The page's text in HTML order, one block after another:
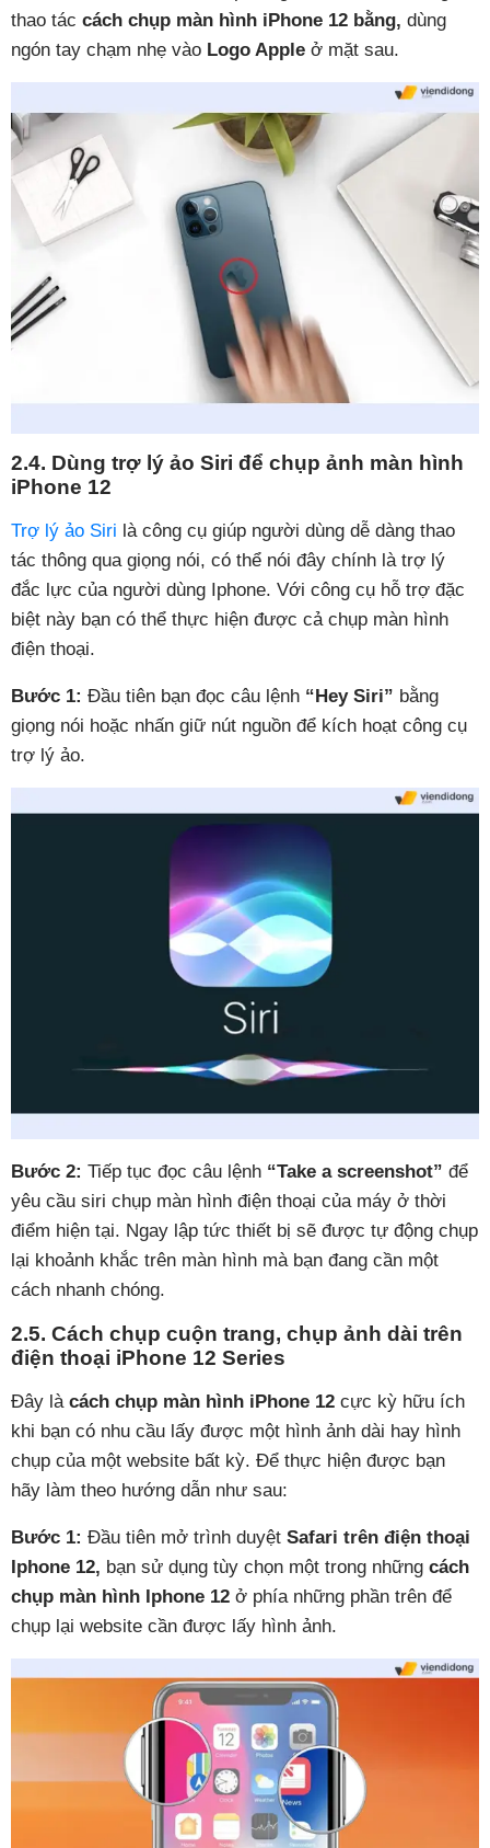
thao tác cách chụp màn hình iPhone 12 bằng, dùng
ngón tay chạm nhẹ vào Logo Apple ở mặt sau.
2.4. Dùng trợ lý ảo Siri để chụp ảnh màn hình
iPhone 12
Trợ lý ảo Siri là công cụ giúp người dùng dễ dàng thao
tác thông qua giọng nói, có thể nói đây chính là trợ lý
đắc lực của người dùng Iphone. Với công cụ hỗ trợ đặc
biệt này bạn có thể thực hiện được cả chụp màn hình
điện thoại.
Bước 1: Đầu tiên bạn đọc câu lệnh “Hey Siri” bằng
giọng nói hoặc nhấn giữ nút nguồn để kích hoạt công cụ
trợ lý ảo.
Bước 2: Tiếp tục đọc câu lệnh “Take a screenshot” để
yêu cầu siri chụp màn hình điện thoại của máy ở thời
điểm hiện tại. Ngay lập tức thiết bị sẽ được tự động chụp
lại khoảnh khắc trên màn hình mà bạn đang cần một
cách nhanh chóng.
2.5. Cách chụp cuộn trang, chụp ảnh dài trên
điện thoại iPhone 12 Series
Đây làcách chụp màn hình iPhone 12 cực kỳ hữu ích
khi bạn có nhu cầu lấy được một hình ảnh dài hay hình
chụp của một website bất kỳ. Để thực hiện được bạn
hãy làm theo hướng dẫn như sau:
Bước 1: Đầu tiên mở trình duyệt Safari trên điện thoại
Iphone 12, bạn sử dụng tùy chọn một trong những cách
chụp màn hình Iphone 12 ở phía những phần trên để
chụp lại website cần được lấy hình ảnh.